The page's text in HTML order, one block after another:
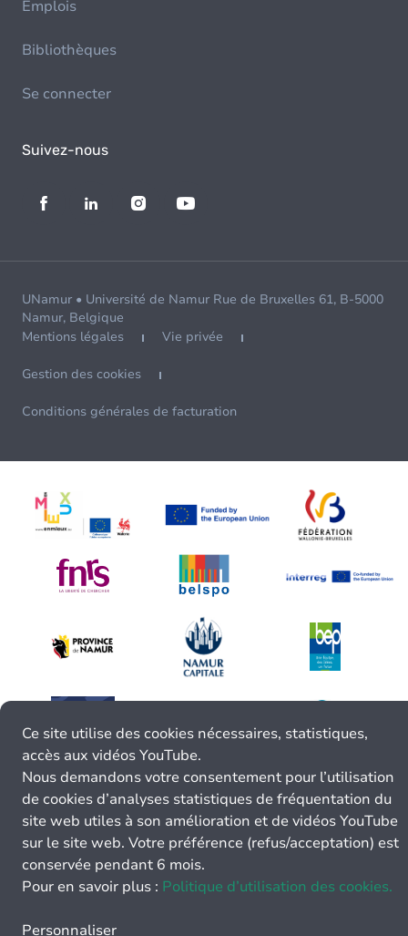
Emplois
Bibliothèques
Se connecter
Suivez-nous
UNamur • Université de Namur Rue de Bruxelles 61, B-5000
Namur, Belgique
Mentions légales
Vie privée
Gestion des cookies
Conditions générales de facturation
Ce site utilise des cookies nécessaires, statistiques,
accès aux vidéos YouTube.
Nous demandons votre consentement pour l’utilisation
de cookies d’analyses statistiques de fréquentation du
site web utiles à son amélioration et de vidéos YouTube
sur le site web. Votre préférence (refus/acceptation) est
conservée pendant 6 mois.
Pour en savoir plus : Politique d’utilisation des cookies.
Personnaliser